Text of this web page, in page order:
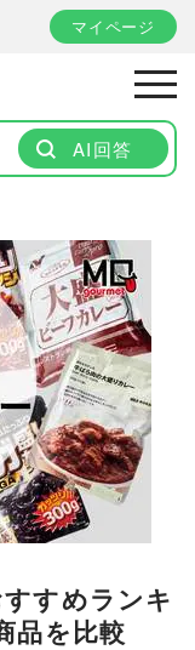
マイページ
AI回答
すめランキ
品を比較